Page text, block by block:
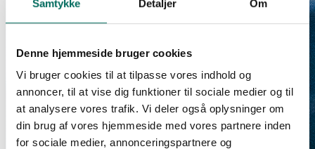
Samtykke Detaljer Om
Denne hjemmeside bruger cookies
Vi bruger cookies til at tilpasse vores indhold og
annoncer, til at vise dig funktioner til sociale medier og til
at analysere vores trafik. Vi deler også oplysninger om
din brug af vores hjemmeside med vores partnere inden
for sociale medier, annonceringspartnere og